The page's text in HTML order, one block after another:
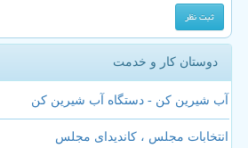
دوستان کار و خدمت
آب شیرین کن - دستگاه آب شیرین کن
انتخابات مجلس ، کاندیدای مجلس